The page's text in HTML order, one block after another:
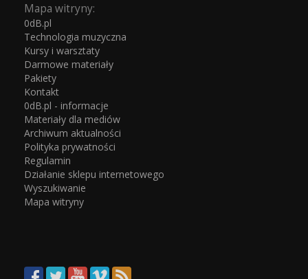
Mapa witryny:
0dB.pl
Technologia muzyczna
Kursy i warsztaty
Darmowe materiały
Pakiety
Kontakt
0dB.pl - informacje
Materiały dla mediów
Archiwum aktualności
Polityka prywatności
Regulamin
Działanie sklepu internetowego
Wyszukiwanie
Mapa witryny